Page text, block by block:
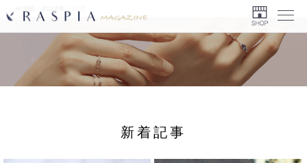
Menu
新着記事